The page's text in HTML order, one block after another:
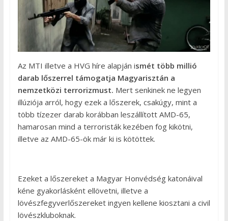
Az MTI illetve a HVG híre alapján ismét több millió
darab lőszerrel támogatja Magyarisztán a
nemzetközi terrorizmust. Mert senkinek ne legyen
illúziója arról, hogy ezek a lőszerek, csakúgy, mint a
több tízezer darab korábban leszállított AMD-65,
hamarosan mind a terroristák kezében fog kikötni,
illetve az AMD-65-ök már ki is kötöttek.
Ezeket a lőszereket a Magyar Honvédség katonáival
kéne gyakorlásként ellövetni, illetve a
lövészfegyverlőszereket ingyen kellene kiosztani a civil
lövészkluboknak.